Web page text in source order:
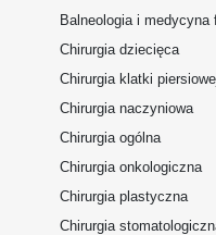
Balneologia i medycyna
Chirurgia dziecięca
Chirurgia klatki
Chirurgia naczyniowa
Chirurgia ogólna
Chirurgia onkologiczna
Chirurgia plastyczna
Chirurgia